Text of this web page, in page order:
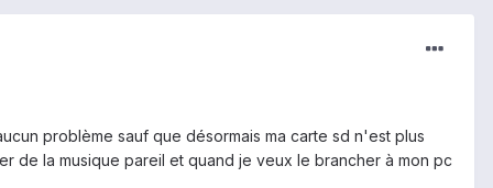
problème sauf que désormais ma carte sd n'est plus
de la musique pareil et quand je veux le brancher à mon pc